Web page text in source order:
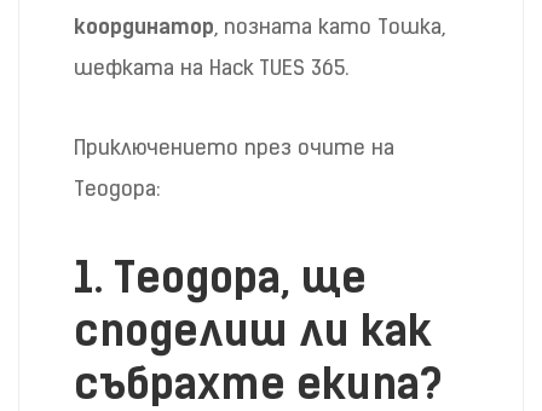
координатор, позната като Тошка,
шефката на Hack TUES 365.
Приключението през очите на
Теодора:
1. Теодора, ще
споделиш ли как
събрахте екипа?